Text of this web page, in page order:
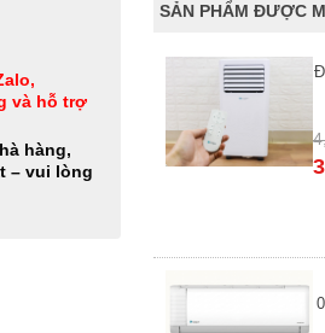
và hỗ trợ
hàng,
– vui lòng
SẢN PHẨM ĐƯỢC